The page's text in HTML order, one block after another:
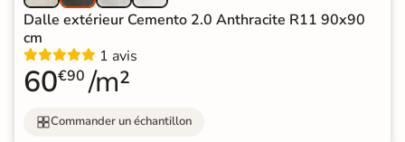
Dalle extérieur Cemento 2.0 Anthracite R11 90x90
cm
1 avis
60€90 /m²
Commander un échantillon